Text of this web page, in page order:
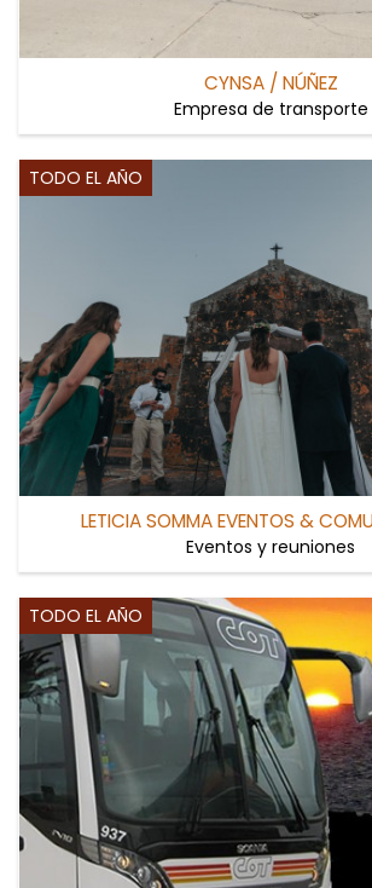
CYNSA / NÚÑEZ
Empresa de transporte
TODO EL AÑO
LETICIA SOMMA EVENTOS &
Eventos y reuniones
TODO EL AÑO